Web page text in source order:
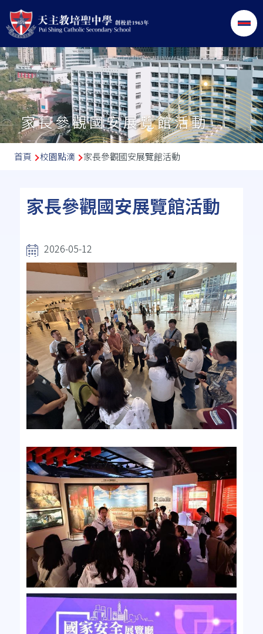
移至主內容
家長參觀國安展覽館活動
導
首頁 校園點滴 家長參觀國安展覽館活動
家長參觀國安展覽館活動
2026-05-12